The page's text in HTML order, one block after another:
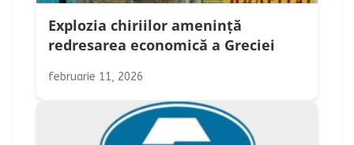
Explozia chiriilor amenință
redresarea economică a Greciei
februarie 11, 2026